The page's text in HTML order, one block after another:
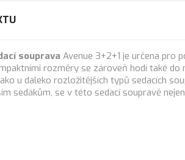
souprava Avenue 3+2+1 je určena pro
rozměry se zároveň hodí také do
u daleko rozložitějších typů sedacích
sedákům, se v této sedací soupravě